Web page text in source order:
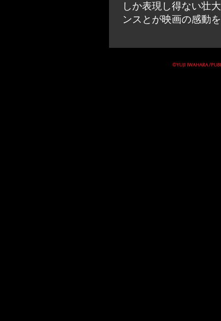
しか表現し得ない壮
ンスとが映画の感動